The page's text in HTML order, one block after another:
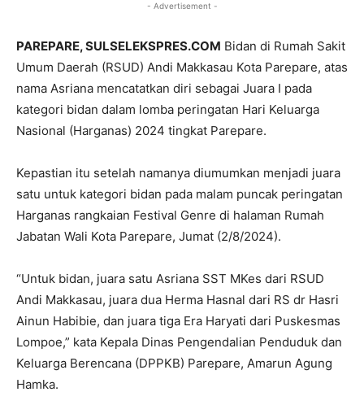
- Advertisement -
PAREPARE, SULSELEKSPRES.COM Bidan di Rumah Sakit
Umum Daerah (RSUD) Andi Makkasau Kota Parepare, atas
nama Asriana mencatatkan diri sebagai Juara I pada
kategori bidan dalam lomba peringatan Hari Keluarga
Nasional (Harganas) 2024 tingkat Parepare.
Kepastian itu setelah namanya diumumkan menjadi juara
satu untuk kategori bidan pada malam puncak peringatan
Harganas rangkaian Festival Genre di halaman Rumah
Jabatan Wali Kota Parepare, Jumat (2/8/2024).
“Untuk bidan, juara satu Asriana SST MKes dari RSUD
Andi Makkasau, juara dua Herma Hasnal dari RS dr Hasri
Ainun Habibie, dan juara tiga Era Haryati dari Puskesmas
Lompoe,” kata Kepala Dinas Pengendalian Penduduk dan
Keluarga Berencana (DPPKB) Parepare, Amarun Agung
Hamka.